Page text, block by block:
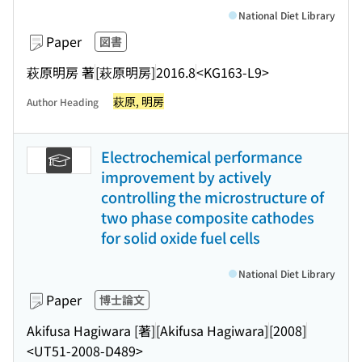
Paper 図書
萩原明房 著[萩原明房]2016.8<KG163-L9>
National Diet Library
Author Heading 萩原, 明房
Electrochemical performance
improvement by actively
controlling the microstructure of
two phase composite cathodes
for solid oxide fuel cells
Paper 博士論文
Akifusa Hagiwara [著][Akifusa Hagiwara][2008]
<UT51-2008-D489>
National Diet Library